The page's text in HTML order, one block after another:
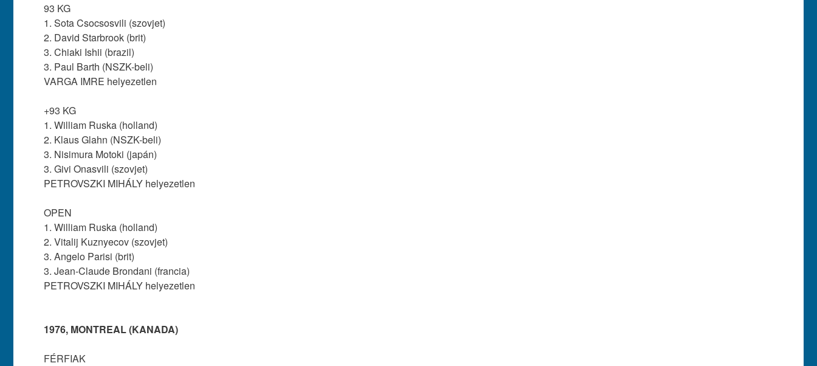
93 KG
1. Sota Csocsosvili (szovjet)
2. David Starbrook (brit)
3. Chiaki Ishii (brazil)
3. Paul Barth (NSZK-beli)
VARGA IMRE helyezetlen
+93 KG
1. William Ruska (holland)
2. Klaus Glahn (NSZK-beli)
3. Nisimura Motoki (japán)
3. Givi Onasvili (szovjet)
PETROVSZKI MIHÁLY helyezetlen
OPEN
1. William Ruska (holland)
2. Vitalij Kuznyecov (szovjet)
3. Angelo Parisi (brit)
3. Jean-Claude Brondani (francia)
PETROVSZKI MIHÁLY helyezetlen
1976, MONTREAL (KANADA)
FÉRFIAK